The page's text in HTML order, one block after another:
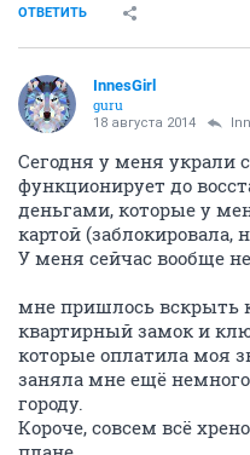
ОТВЕТИТЬ
InnesGirl
guru
18 августа 2014
Сегодня у меня украли
функционирует до
деньгами, которые у
картой (заблокировала,
У меня сейчас вообще
мне пришлось вскрыть
квартирный замок и
которые оплатила моя
заняла мне ещё
городу.
Короче, совсем всё